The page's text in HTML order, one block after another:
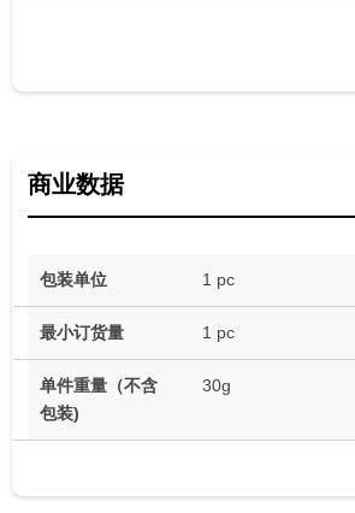
商业数据
包装单位 1 pc
最小订货量 1 pc
单件重量（不含
包装)
30g